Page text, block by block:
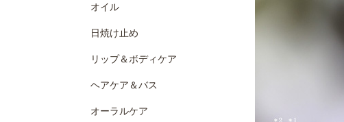
オイル
日焼け止め
リップ＆ボディケア
ヘアケア＆バス
オーラルケア